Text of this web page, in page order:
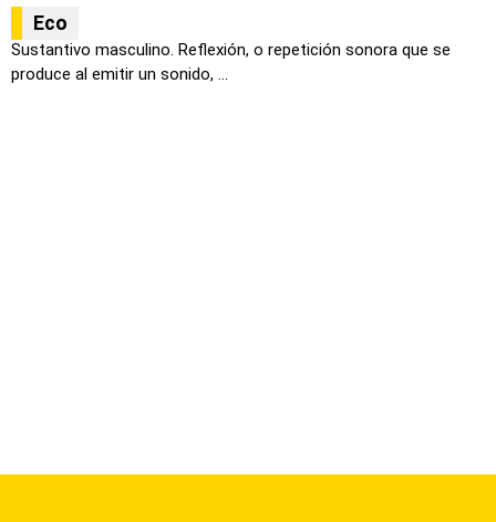
Eco
Sustantivo masculino. Reflexión, o repetición sonora que se
produce al emitir un sonido, ...